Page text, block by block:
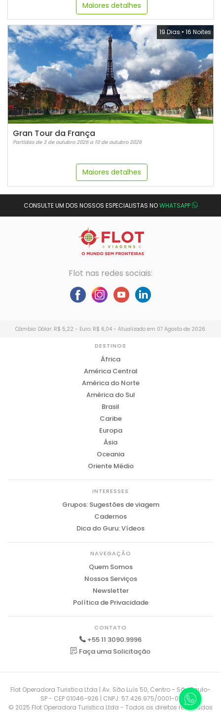
Maiores detalhes
19 Dias • 16 Noites
Gran Tour da França
Partidas de 3 de outubro 2026 a 10 de outubro 2026
Maiores detalhes
CONSULTE UM DOS NOSSOS ESPECIALISTAS NOWHATSAPP
Flot nas redes sociais:
Câmbio: Dólar: R$ 5,22 - Euro: R$ 6,04 - Atualizado em 07 Agosto de 2026.
DESTINOS
África
América Central
América do Norte
América do Sul
Brasil
Caribe
Europa
Ásia
Oceania
Oriente Médio
INTERESSES
Grupos: Sugestões de viagem
Cadernos
Dica do Guru: Vídeos
NAVEGAÇÃO
Quem Somos
Nossos Serviços
Newsletter
Política de Privacidade
CONTATO
+55 11 3090.9996
Faça uma Solicitação
Flot Operadora Turistica Ltda | Av. São Luís 50, Centro - São Paulo-
SP - CEP 01046-926 | CNPJ: 57.426.975/0001-01
© 2025 Flot Operadora Turistica Ltda - Todos os direitos reservados